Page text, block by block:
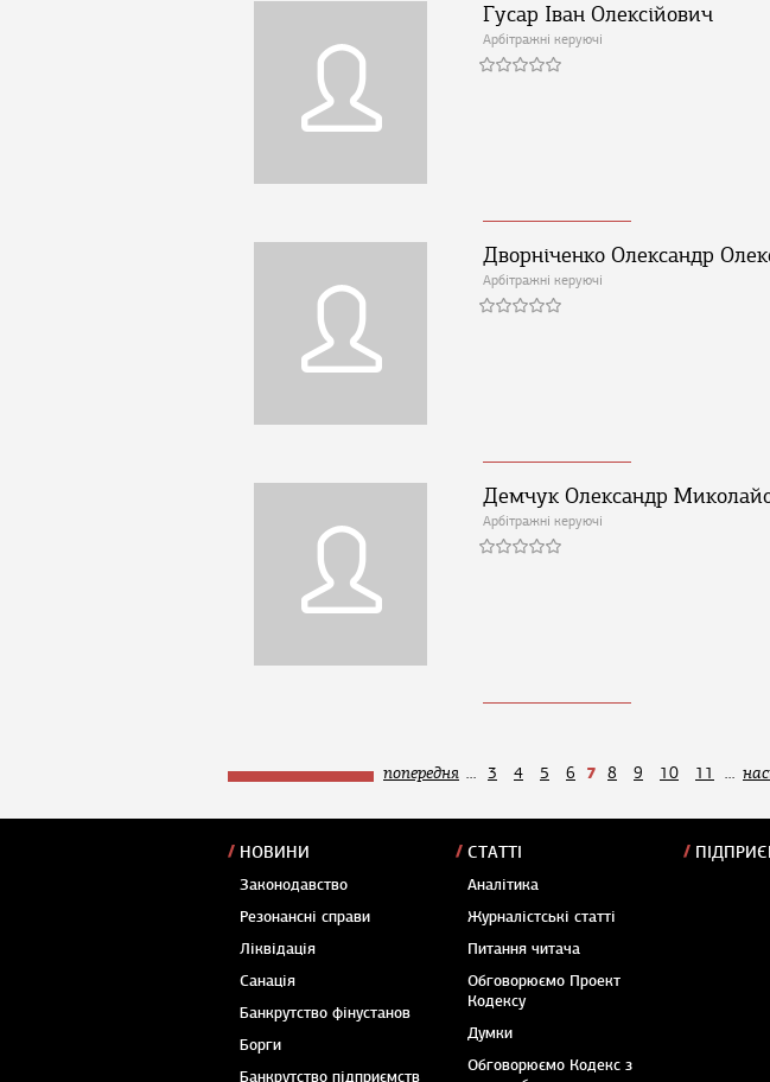
Гусар Іван Олексійович
Арбітражні керуючі
Дворніченко Олександр
Арбітражні керуючі
Демчук Олександр
Арбітражні керуючі
попередня ... 3 4 5 6 7 8 9 10 11 ...
НОВИНИ
Законодавство
Резонансні справи
Ліквідація
Санація
Банкрутство фінустанов
Борги
Банкрутство підприємств
СТАТТІ
Аналітика
Журналістські статті
Питання читача
Обговорюємо Проект
Кодексу
Думки
Обговорюємо Кодекс з